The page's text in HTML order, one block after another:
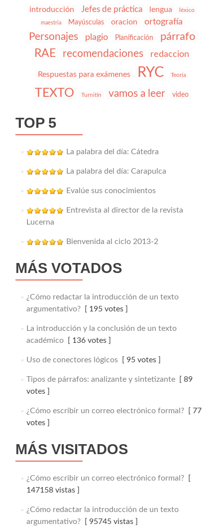
introducción Jefes de práctica lengua léxico
maestria Mayúsculas oracion ortografía
Personajes plagio Planificación párrafo
RAE recomendaciones redaccion
Respuestas para exámenes RYC Teoría
TEXTO Turnitin vamos a leer video
TOP 5
La palabra del día: Cátedra
La palabra del día: Carapulca
Evalúe sus conocimientos
Entrevista al director de la revista
Lucerna
Bienvenida al ciclo 2013-2
MÁS VOTADOS
¿Cómo redactar la introducción de un texto
argumentativo?[ 195 votes ]
La introducción y la conclusión de un texto
académico[ 136 votes ]
Uso de conectores lógicos[ 95 votes ]
Tipos de párrafos: analizante y sintetizante[ 89
votes ]
¿Cómo escribir un correo electrónico formal?[ 77
votes ]
MÁS VISITADOS
¿Cómo escribir un correo electrónico formal?[
147158 vistas ]
¿Cómo redactar la introducción de un texto
argumentativo?[ 95745 vistas ]